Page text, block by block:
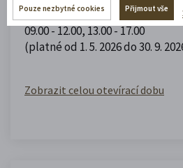
Portmoneum
09.00 - 12.00,13.00 - 17.00
(platné od 1. 5. 2026 do 30. 9.
Zobrazit celou otevírací dobu
Pouze nezbytné cookies Přijmout vše